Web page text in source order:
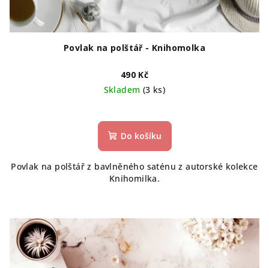
Povlak na polštář - Knihomolka
490 Kč
Skladem (3 ks)
Do košíku
Povlak na polštář z bavlněného saténu z autorské kolekce
Knihomilka.